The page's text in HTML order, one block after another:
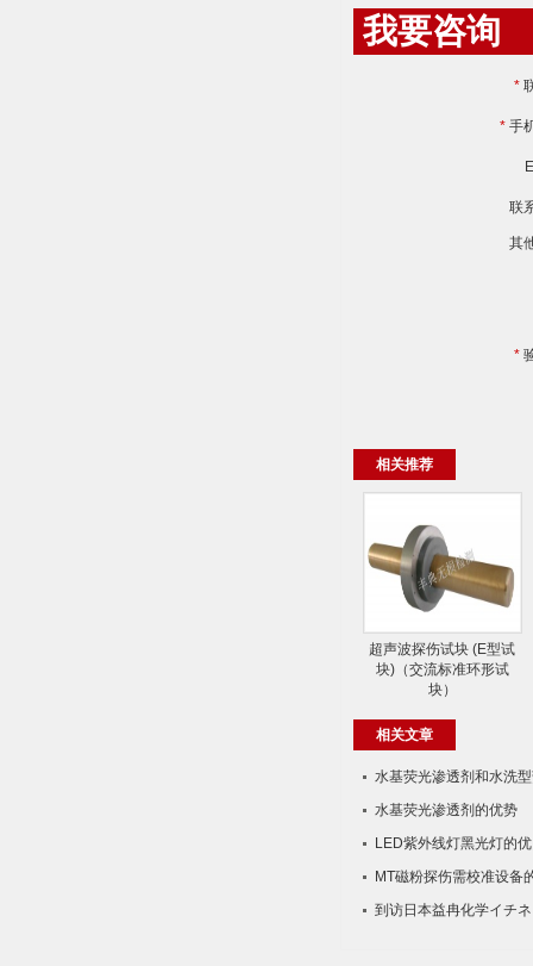
我要咨询
*
* 手
联
其
*
相关推荐
超声波探伤试块 (E型试
块)（交流标准环形试
块）
相关文章
水基荧光渗透剂和水​洗
水基荧光渗透剂的优势
LED紫外线灯黑光灯的
MT磁粉探伤需校准设备
到访日本益冉化学イチ